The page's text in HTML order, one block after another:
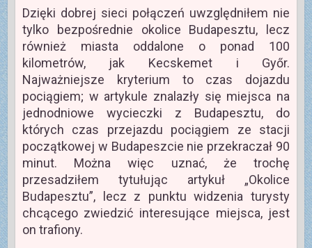
Dzięki dobrej sieci połączeń uwzględniłem nie
tylko bezpośrednie okolice Budapesztu, lecz
również miasta oddalone o ponad 100
kilometrów, jak Kecskemet i Győr.
Najważniejsze kryterium to czas dojazdu
pociągiem; w artykule znalazły się miejsca na
jednodniowe wycieczki z Budapesztu, do
których czas przejazdu pociągiem ze stacji
początkowej w Budapeszcie nie przekraczał 90
minut. Można więc uznać, że trochę
przesadziłem tytułując artykuł „Okolice
Budapesztu”, lecz z punktu widzenia turysty
chcącego zwiedzić interesujące miejsca, jest
on trafiony.